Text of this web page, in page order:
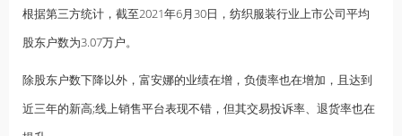
根据第三方统计，截至2021年6月30日，纺织服装行业上市公司平均
股东户数为3.07万户。
除股东户数下降以外，富安娜的业绩在增，负债率也在增加，且达到
近三年的新高;线上销售平台表现不错，但其交易投诉率、退货率也在